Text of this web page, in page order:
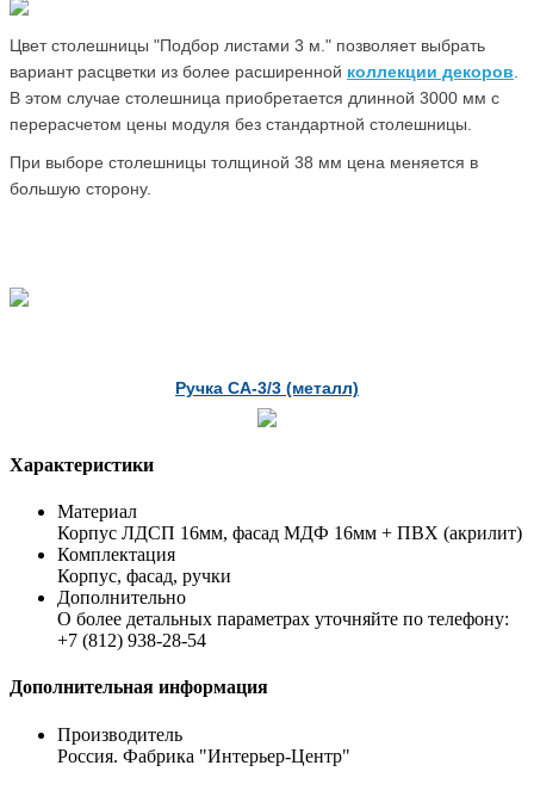
Цвет столешницы "Подбор листами 3 м." позволяет выбрать
вариант расцветки из более расширенной коллекции декоров
В этом случае столешница приобретается длинной 3000 мм с
перерасчетом цены модуля без стандартной столешницы.
При выборе столешницы толщиной 38 мм цена меняется в
большую сторону.
Ручка СА-3/3 (металл)
Характеристики
Материал
Корпус ЛДСП 16мм, фасад МДФ 16мм + ПВХ (акрилит)
Комплектация
Корпус, фасад, ручки
Дополнительно
О более детальных параметрах уточняйте по телефону:
+7 (812) 938-28-54
Дополнительная информация
Производитель
Россия. Фабрика "Интерьер-Центр"